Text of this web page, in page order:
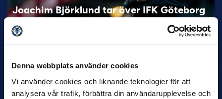
Denna webbplats använder cookies
Vi använder cookies och liknande teknologier för att
analysera vår trafik, förbättra din användarupplevelse och
Joachim Björklund tar över IFK Göteborg
Under måndagseftermiddagen meddelade IFK Göteborg att
Stefan Billborns uppdrag som huvudtränare i herrlaget har
avslutats.…